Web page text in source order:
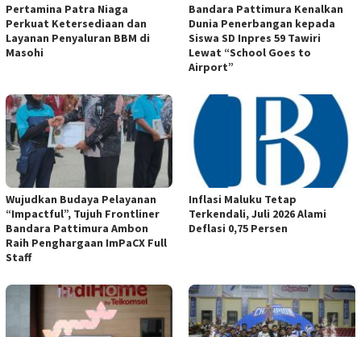
Pertamina Patra Niaga
Perkuat Ketersediaan dan
Layanan Penyaluran BBM di
Masohi
Bandara Pattimura Kenalkan
Dunia Penerbangan kepada
Siswa SD Inpres 59 Tawiri
Lewat “School Goes to
Airport”
Wujudkan Budaya Pelayanan
“Impactful”, Tujuh Frontliner
Bandara Pattimura Ambon
Raih Penghargaan ImPaCX Full
Staff
Inflasi Maluku Tetap
Terkendali, Juli 2026 Alami
Deflasi 0,75 Persen